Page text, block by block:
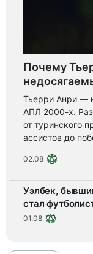
Почему
Тьерри Анри —
АПЛ 2000-х.
от туринского
ассистов до
02.08
Уэлбек,
стал
01.08